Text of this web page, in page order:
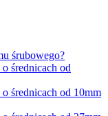
śrubowego?
średnicach od
średnicach od 10mm